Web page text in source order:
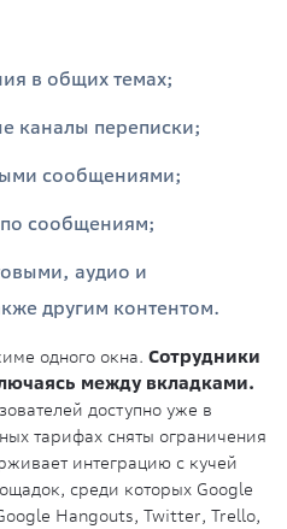
в общих темах;
каналы переписки;
сообщениями;
сообщениям;
аудио и
другим контентом.
одного окна. Сотрудники
между вкладками.
доступно уже в
тарифах сняты ограничения
интеграцию с кучей
среди которых Google
Hangouts, Twitter, Trello,